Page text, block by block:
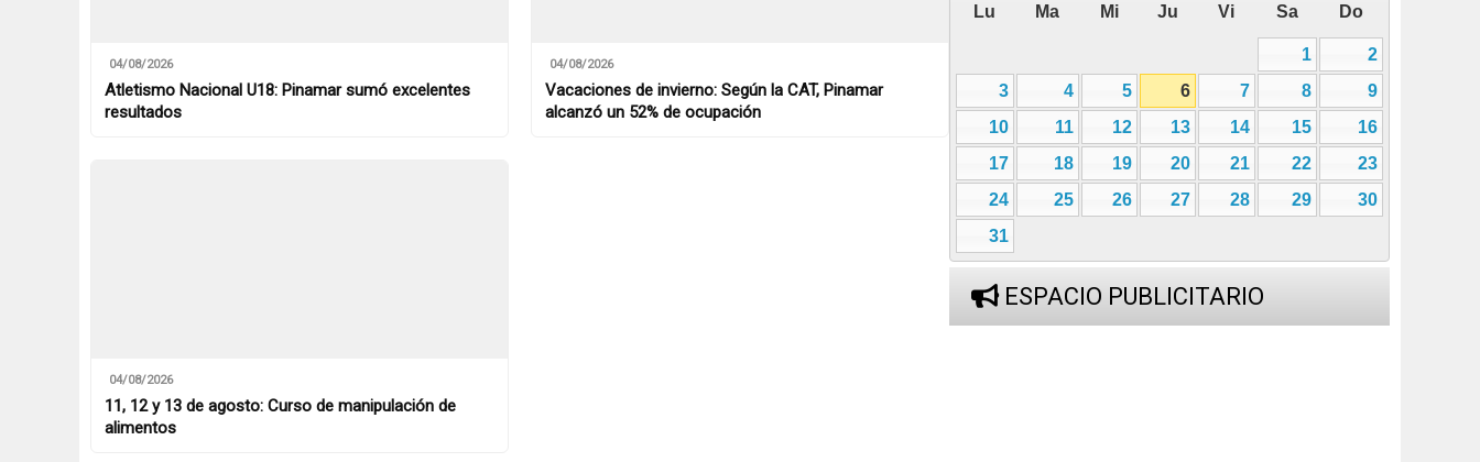
04/08/2026
Atletismo Nacional U18: Pinamar sumó excelentes
resultados
04/08/2026
Vacaciones de invierno: Según la CAT, Pinamar
alcanzó un 52% de ocupación
04/08/2026
11, 12 y 13 de agosto: Curso de manipulación de
alimentos
Lu Ma Mi Ju Vi Sa Do
1
2
3
4 5 6 7 8
9
10
11 12 13 14 15
16
17
18 19 20 21 22
23
24
25 26 27 28 29
30
31
ESPACIO PUBLICITARIO